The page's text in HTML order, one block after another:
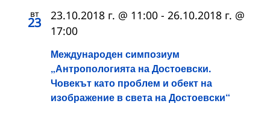
вт
23
Международен симпозиум
„Антропологията на Достоевски.
Човекът като проблем и обект на
изображение в света на Достоевски“
23.10.2018 г. @ 11:00 - 26.10.2018 г. @
17:00